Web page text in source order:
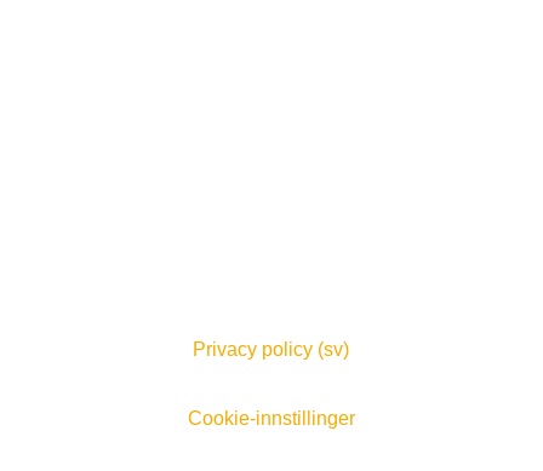
Privacy policy (sv)
Cookie-innstillinger